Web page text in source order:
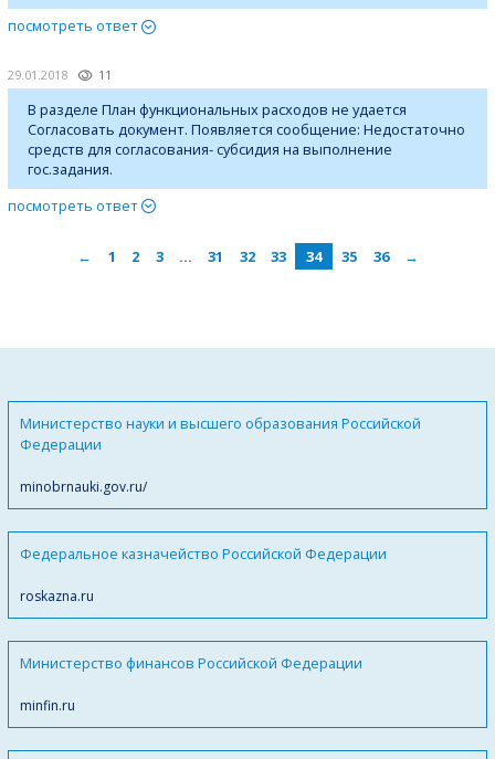
посмотреть ответ
29.01.2018 11
В разделе План функциональных расходов не удается
Согласовать документ. Появляется сообщение: Недостаточно
средств для согласования- субсидия на выполнение
гос.задания.
посмотреть ответ
← 1 2 3 … 31 32 33 34 35 36 →
Министерство науки и высшего образования Российской
Федерации
minobrnauki.gov.ru/
Федеральное казначейство Российской Федерации
roskazna.ru
Министерство финансов Российской Федерации
minfin.ru